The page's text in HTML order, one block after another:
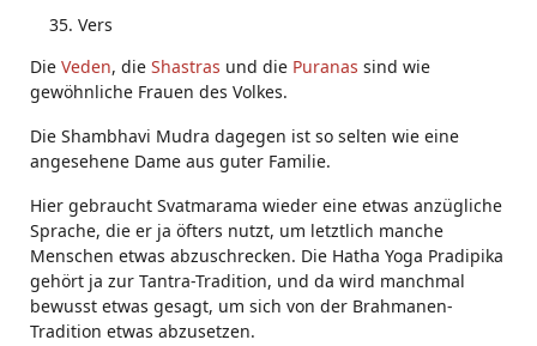
Vers
Die Veden, die Shastras und die Puranas sind wie
gewöhnliche Frauen des Volkes.
Die Shambhavi Mudra dagegen ist so selten wie eine
angesehene Dame aus guter Familie.
Hier gebraucht Svatmarama wieder eine etwas anzügliche
Sprache, die er ja öfters nutzt, um letztlich manche
Menschen etwas abzuschrecken. Die Hatha Yoga Pradipika
gehört ja zur Tantra-Tradition, und da wird manchmal
bewusst etwas gesagt, um sich von der Brahmanen-
Tradition etwas abzusetzen.